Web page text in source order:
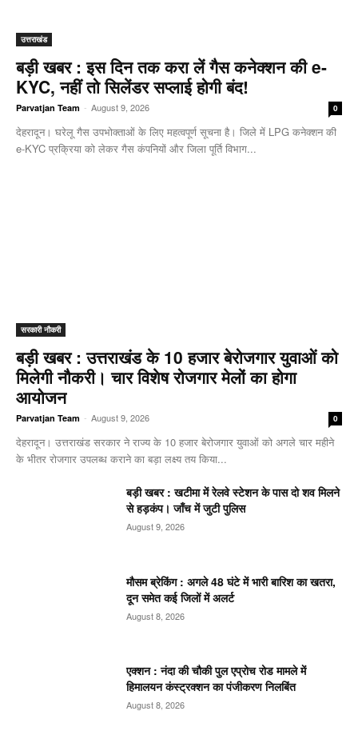
उत्तराखंड
बड़ी खबर : इस दिन तक करा लें गैस कनेक्शन की e-
KYC, नहीं तो सिलेंडर सप्लाई होगी बंद!
Parvatjan Team - August 9, 2026 0
देहरादून। घरेलू गैस उपभोक्ताओं के लिए महत्वपूर्ण सूचना है। जिले में LPG कनेक्शन की
e-KYC प्रक्रिया को लेकर गैस कंपनियों और जिला पूर्ति विभाग...
सरकारी नौकरी
बड़ी खबर : उत्तराखंड के 10 हजार बेरोजगार युवाओं को
मिलेगी नौकरी। चार विशेष रोजगार मेलों का होगा
आयोजन
Parvatjan Team - August 9, 2026 0
देहरादून। उत्तराखंड सरकार ने राज्य के 10 हजार बेरोजगार युवाओं को अगले चार महीने
के भीतर रोजगार उपलब्ध कराने का बड़ा लक्ष्य तय किया...
बड़ी खबर : खटीमा में रेलवे स्टेशन के पास दो शव मिलने
से हड़कंप। जाँच में जुटी पुलिस
August 9, 2026
मौसम ब्रेकिंग : अगले 48 घंटे में भारी बारिश का खतरा,
दून समेत कई जिलों में अलर्ट
August 8, 2026
एक्शन : नंदा की चौकी पुल एप्रोच रोड मामले में
हिमालयन कंस्ट्रक्शन का पंजीकरण निलबिंत
August 8, 2026